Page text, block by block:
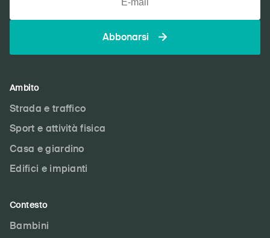
Abbonarsi
Ambito
Strada e traffico
Sport e attività fisica
Casa e giardino
Edifici e impianti
Contesto
Bambini